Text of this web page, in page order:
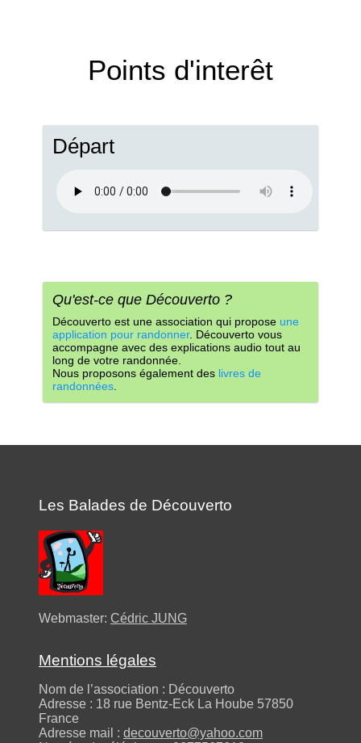
Points d'interêt
Départ
Qu'est-ce que Découverto ?
Découverto est une association qui propose une
application pour randonner. Découverto vous
accompagne avec des explications audio tout au
long de votre randonnée.
Nous proposons également des livres de
randonnées
Les Balades de Découverto
Webmaster: Cédric JUNG
Mentions légales
Nom de l’association : Découverto
Adresse : 18 rue Bentz-Eck La Hoube 57850
France
Adresse mail : decouverto@yahoo.com